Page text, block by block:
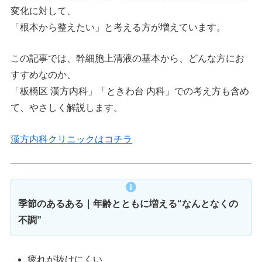
変化に対して、
「根本から整えたい」と考える方が増えています。
この記事では、幹細胞上清液の基本から、どんな方にお
すすめなのか、
「板橋区 漢方内科」「ときわ台 内科」での考え方も含め
て、やさしく解説します。
漢方内科クリニックはコチラ
季節のあるある｜年齢とともに増える“なんとなくの
不調”
疲れが抜けにくい